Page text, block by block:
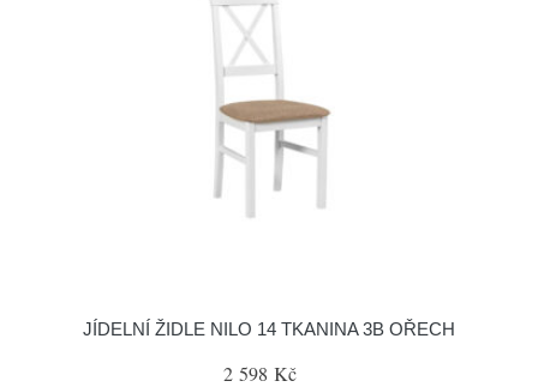
JÍDELNÍ ŽIDLE NILO 14 TKANINA 3B OŘECH
2 598 Kč